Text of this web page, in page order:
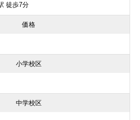
徒歩7分
価格
小学校区
中学校区